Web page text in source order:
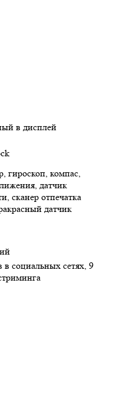
в дисплей
гироскоп, компас,
датчик
сканер отпечатка
датчик
в социальных сетях, 9